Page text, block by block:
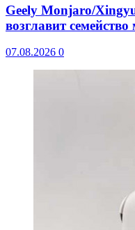
Geely Monjaro/
возглавит семейство
07.08.2026 0